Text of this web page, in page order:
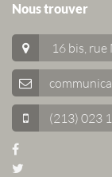
Nous trouver
16 bis,
(213) 023